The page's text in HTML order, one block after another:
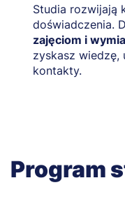
Studia rozwijają
doświadczenia.
zajęciom i
zyskasz wiedzę,
kontakty.
Program